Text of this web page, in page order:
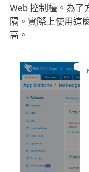
Web 控制檯。為了
隔。實際上使用這
高。